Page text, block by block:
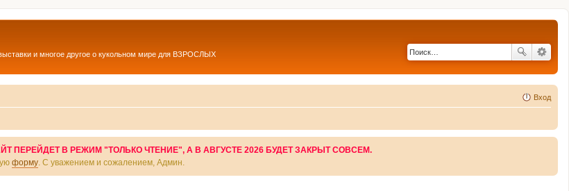
и многое другое о кукольном мире для ВЗРОСЛЫХ
Вход
В РЕЖИМ "ТОЛЬКО ЧТЕНИЕ", А В АВГУСТЕ 2026 БУДЕТ ЗАКРЫТ СОВСЕМ.
форму . С уважением и сожалением, Админ.